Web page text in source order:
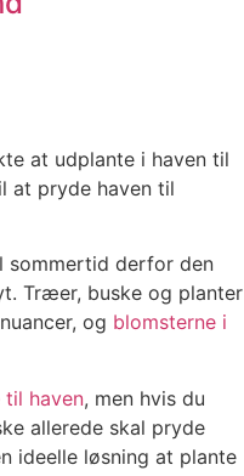
at udplante i haven til
at pryde haven til
sommertid derfor den
Træer, buske og planter
og blomsterne i
haven, men hvis du
allerede skal pryde
ideelle løsning at plante